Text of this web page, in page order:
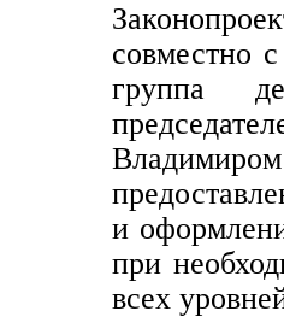
совместно
группа
и
при
всех